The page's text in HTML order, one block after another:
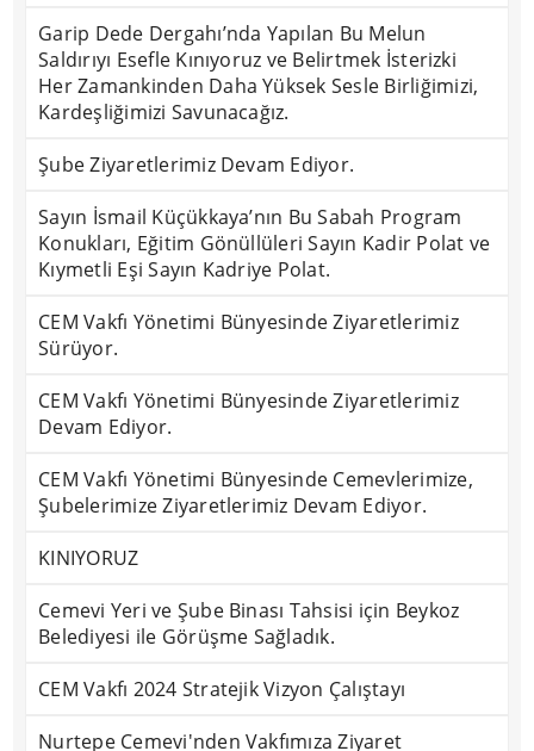
Garip Dede Dergahı’nda Yapılan Bu Melun
Saldırıyı Esefle Kınıyoruz ve Belirtmek İsterizki
Her Zamankinden Daha Yüksek Sesle Birliğimizi,
Kardeşliğimizi Savunacağız.
Şube Ziyaretlerimiz Devam Ediyor.
Sayın İsmail Küçükkaya’nın Bu Sabah Program
Konukları, Eğitim Gönüllüleri Sayın Kadir Polat ve
Kıymetli Eşi Sayın Kadriye Polat.
CEM Vakfı Yönetimi Bünyesinde Ziyaretlerimiz
Sürüyor.
CEM Vakfı Yönetimi Bünyesinde Ziyaretlerimiz
Devam Ediyor.
CEM Vakfı Yönetimi Bünyesinde Cemevlerimize,
Şubelerimize Ziyaretlerimiz Devam Ediyor.
KINIYORUZ
Cemevi Yeri ve Şube Binası Tahsisi için Beykoz
Belediyesi ile Görüşme Sağladık.
CEM Vakfı 2024 Stratejik Vizyon Çalıştayı
Nurtepe Cemevi'nden Vakfımıza Ziyaret